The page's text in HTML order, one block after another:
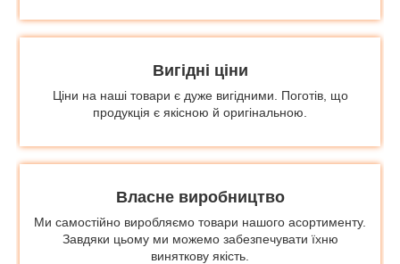
Вигідні ціни
Ціни на наші товари є дуже вигідними. Поготів, що
продукція є якісною й оригінальною.
Власне виробництво
Ми самостійно виробляємо товари нашого асортименту.
Завдяки цьому ми можемо забезпечувати їхню
виняткову якість.